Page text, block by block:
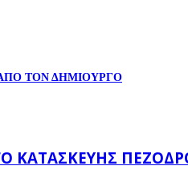
ΤΟΝ ΔΗΜΙΟΥΡΓΟ
ΚΑΤΑΣΚΕΥΉΣ